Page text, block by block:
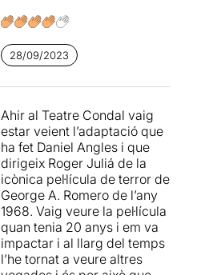
28/09/2023
Ahir al Teatre Condal vaig
estar veient l’adaptació que
ha fet Daniel Angles i que
dirigeix Roger Juliá de la
icònica pel·lícula de terror de
George A. Romero de l’any
1968. Vaig veure la pel·lícula
quan tenia 20 anys i em va
impactar i al llarg del temps
l’he tornat a veure altres